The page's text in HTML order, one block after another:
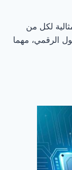
لكل من
الرقمي، مهما